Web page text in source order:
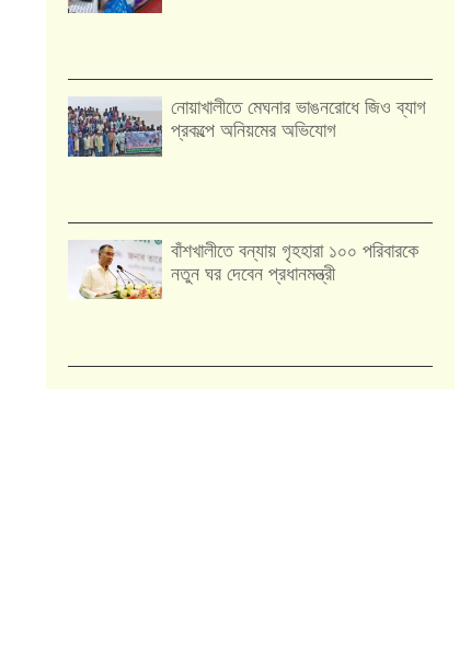
নোয়াখালীতে মেঘনার ভাঙনরোধে জিও ব্যাগ
প্রকল্পে অনিয়মের অভিযোগ
বাঁশখালীতে বন্যায় গৃহহারা ১০০ পরিবারকে
নতুন ঘর দেবেন প্রধানমন্ত্রী